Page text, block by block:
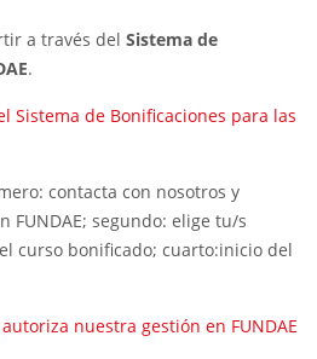
a través del Sistema de
.
Sistema de Bonificaciones para las
contacta con nosotros y
FUNDAE; segundo: elige tu/s
curso bonificado; cuarto:inicio del
nuestra gestión en FUNDAE